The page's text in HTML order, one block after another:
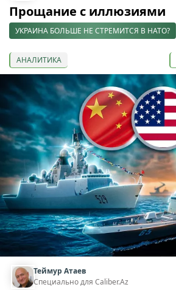
Прощание с иллюзиями
УКРАИНА БОЛЬШЕ НЕ СТРЕМИТСЯ В НАТО?
АНАЛИТИКА
Теймур Атаев
Специально для Caliber.Az